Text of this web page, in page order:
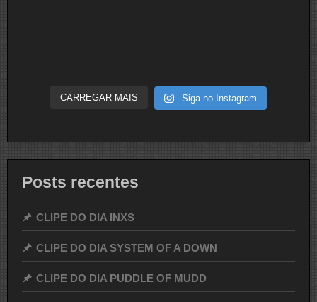
CARREGAR MAIS Siga no Instagram
Posts recentes
CLIPE DO DIA INXS
CLIPE DO DIA SYSTEM OF A DOWN
CLIPE DO DIA PUDDLE OF MUDD